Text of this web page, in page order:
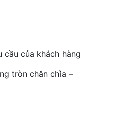
cầu của khách hàng
tròn chân chìa –